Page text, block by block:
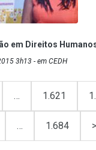
em Direitos
3h13 - em CEDH
… 1.621
… 1.684